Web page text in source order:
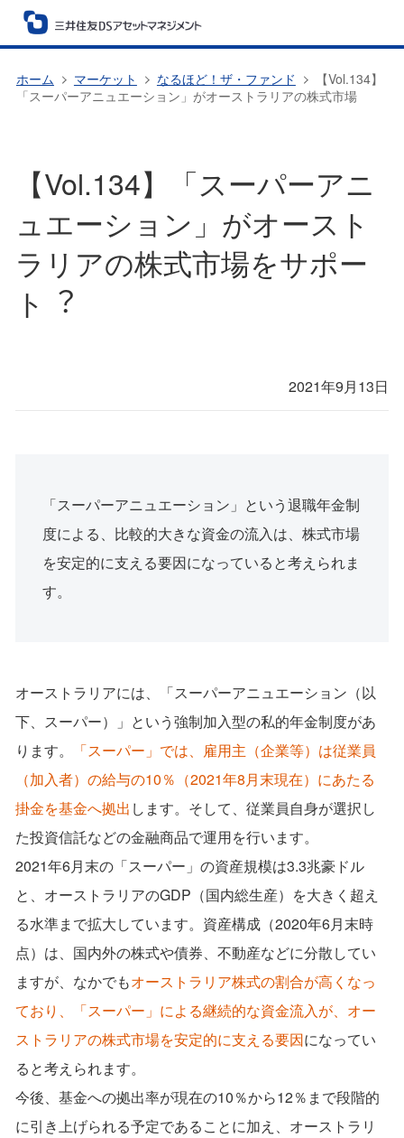
ホーム マーケット なるほど！ザ・ファンド
【Vol.134】
「スーパーアニュエーション」がオーストラリアの株式市場
【Vol.134】「スーパーアニ
ュエーション」がオースト
ラリアの株式市場をサポー
ト︖
2021年9月13日
「スーパーアニュエーション」という退職年⾦制
度による、⽐較的⼤きな資⾦の流⼊は、株式市場
を安定的に⽀える要因になっていると考えられま
す。
オーストラリアには、「スーパーアニュエーション（以
下、スーパー）」という強制加⼊型の私的年⾦制度があ
ります。
「スーパー」では、雇⽤主（企業等）は従業員
（加⼊者）の給与の10％（2021年8⽉末現在）にあたる
掛⾦を基⾦へ拠出 します。そして、従業員⾃⾝が選択し
た投資信託などの⾦融商品で運⽤を⾏います。
2021年6⽉末の「スーパー」の資産規模は3.3兆豪ドル
と、オーストラリアのGDP（国内総⽣産）を⼤きく超え
る⽔準まで拡⼤しています。資産構成（2020年6⽉末時
点）は、国内外の株式や債券、不動産などに分散してい
ますが、なかでもオーストラリア株式の割合が⾼くなっ
ており、「スーパー」による継続的な資⾦流⼊が、オー
ストラリアの株式市場を安定的に⽀える要因になってい
ると考えられます。
今後、基⾦への拠出率が現在の10％から12％まで段階的
に引き上げられる予定であることに加え、オーストラリ